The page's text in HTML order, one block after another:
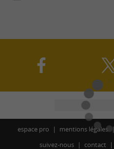
espace pro mentions légales
suivez-nous
contact